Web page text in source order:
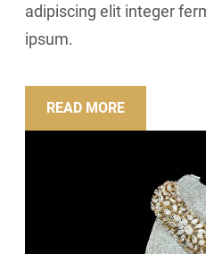
adipiscing elit integer
ipsum.
READ MORE